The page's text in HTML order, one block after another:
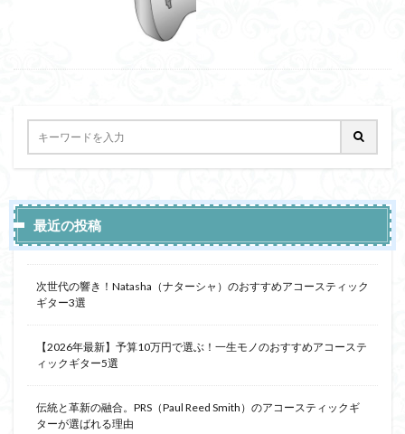
最近の投稿
次世代の響き！Natasha（ナターシャ）のおすすめアコースティック
ギター3選
【2026年最新】予算10万円で選ぶ！一生モノのおすすめアコーステ
ィックギター5選
伝統と革新の融合。PRS（Paul Reed Smith）のアコースティックギ
ターが選ばれる理由